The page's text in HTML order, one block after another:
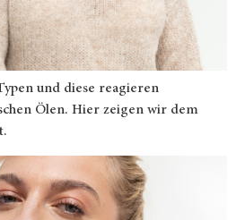
und diese reagieren
Ölen. Hier zeigen wir dem